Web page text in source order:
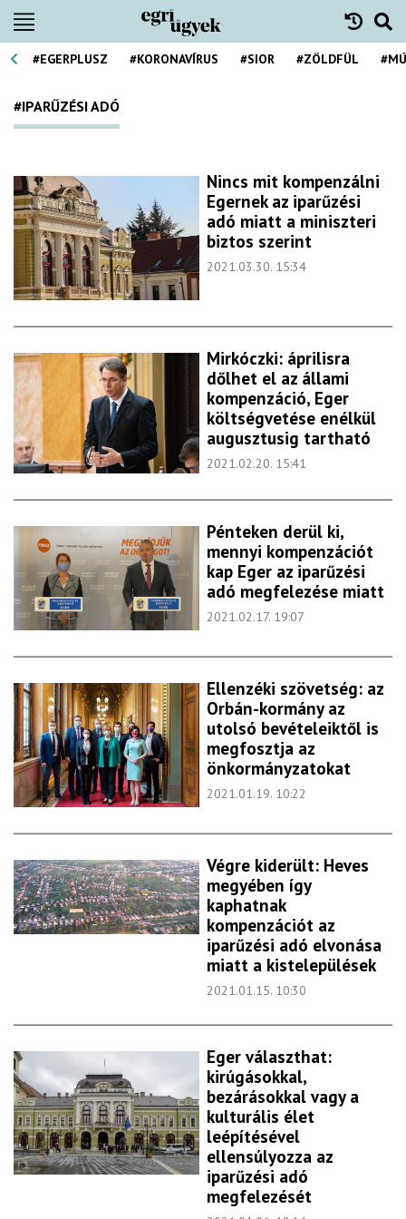
#EGERPLUSZ #KORONAVÍRUS #SIOR #ZÖLDFÜL
#IPARŰZÉSI ADÓ
Nincs mit kompenzálni
Egernek az iparűzési
adó miatt a miniszteri
biztos szerint
2021.03.30. 15:34
Mirkóczki: áprilisra
dőlhet el az állami
kompenzáció, Eger
költségvetése enélkül
augusztusig tartható
2021.02.20. 15:41
Pénteken derül ki,
mennyi kompenzációt
kap Eger az iparűzési
adó megfelezése miatt
2021.02.17. 19:07
Ellenzéki szövetség: az
Orbán-kormány az
utolsó bevételeiktől is
megfosztja az
önkormányzatokat
2021.01.19. 10:22
Végre kiderült: Heves
megyében így
kaphatnak
kompenzációt az
iparűzési adó elvonása
miatt a kistelepülések
2021.01.15. 10:30
Eger választhat:
kirúgásokkal,
bezárásokkal vagy a
kulturális élet
leépítésével
ellensúlyozza az
iparűzési adó
megfelezését